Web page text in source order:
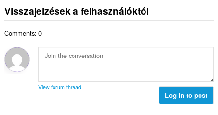
z
á
:
l
é
z
a
:
r
t
e
l
s
s
z
é
r
k
Visszajelzések a felhasználóktól
Comments: 0
View forum thread
Log in to post